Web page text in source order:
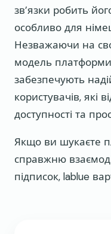
зв’язки робить
особливо для
Незважаючи на
модель платформи
забезпечують
користувачів, які
доступності та
Якщо ви шукаєте
справжню
підписок, lablue